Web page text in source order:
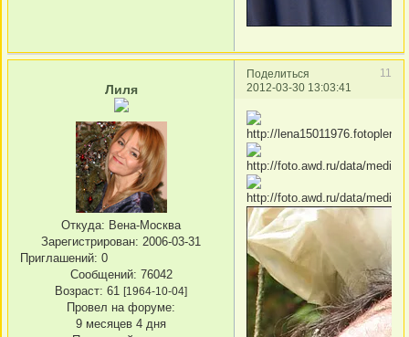
Поделиться
11
2012-03-30 13:03:41
Лиля
Откуда: Вена-Москва
Зарегистрирован: 2006-03-31
Приглашений: 0
Сообщений: 76042
Возраст: 61 [1964-10-04]
Провел на форуме:
9 месяцев 4 дня